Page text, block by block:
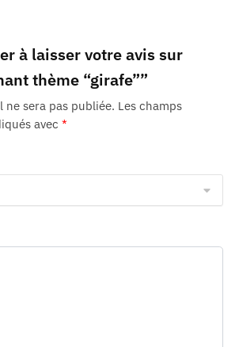
à laisser votre avis sur
thème “girafe””
ne sera pas publiée. Les champs
avec *